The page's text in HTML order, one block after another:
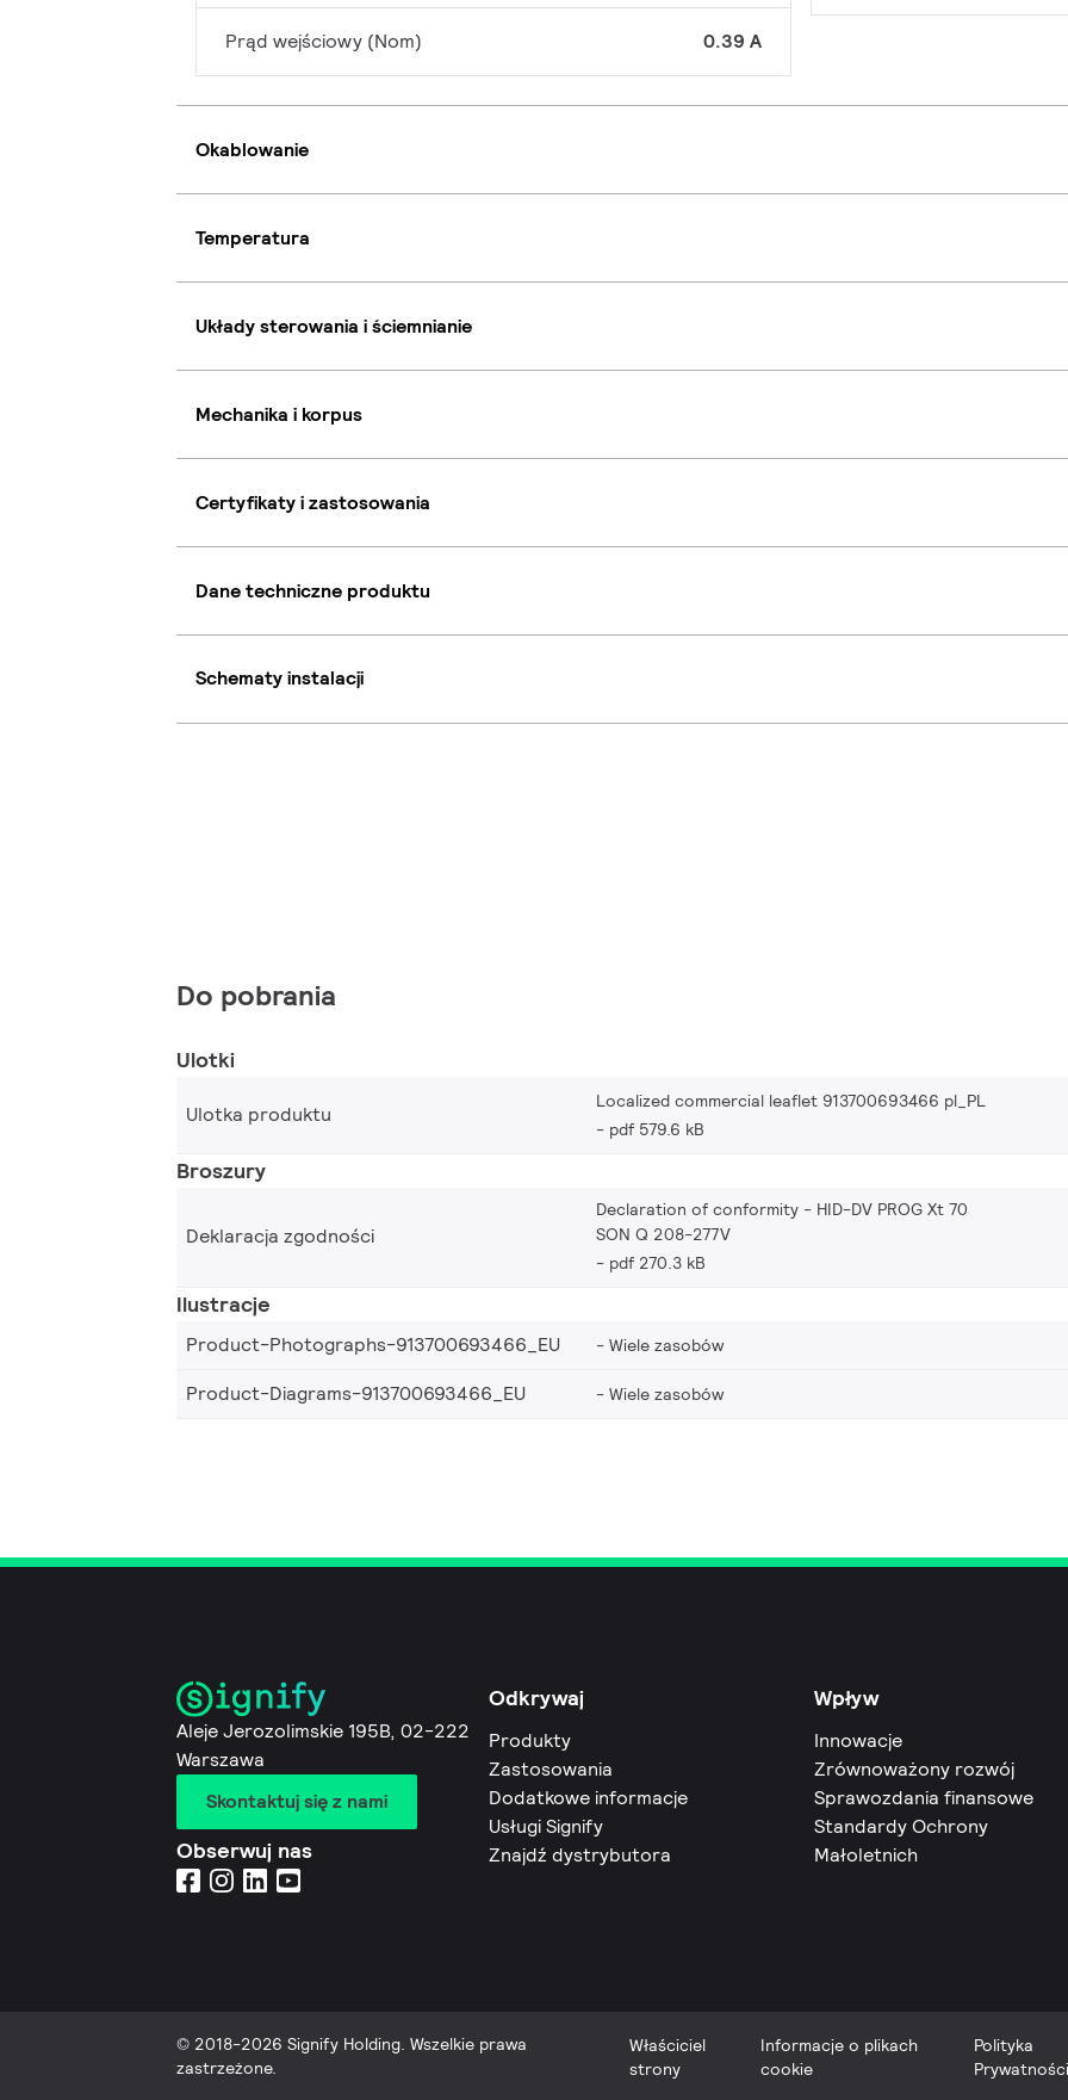
Prąd wejściowy (Nom) 0.39 A
Okablowanie
Temperatura
Układy sterowania i ściemnianie
Mechanika i korpus
Certyfikaty i zastosowania
Dane techniczne produktu
Schematy instalacji
Do pobrania
Ulotki
Ulotka produktu
Localized commercial leaflet 913700693466 pl_PL
pdf 579.6 kB
Broszury
Deklaracja zgodności
Declaration of conformity - HID-DV PROG Xt 70
SON Q 208-277V
pdf 270.3 kB
Ilustracje
Product-Photographs-913700693466_EU Wiele zasobów
Product-Diagrams-913700693466_EU
Wiele zasobów
Aleje Jerozolimskie 195B, 02-222
Warszawa
Skontaktuj się z nami
Obserwuj nas
Odkrywaj
Produkty
Zastosowania
Dodatkowe informacje
Usługi Signify
Znajdź dystrybutora
Wpływ
Innowacje
Zrównoważony rozwój
Sprawozdania finansowe
Standardy Ochrony
Małoletnich
© 2018-2026 Signify Holding. Wszelkie prawa
zastrzeżone.
Właściciel
strony
Informacje o plikach
cookie
Polityka
Prywatności